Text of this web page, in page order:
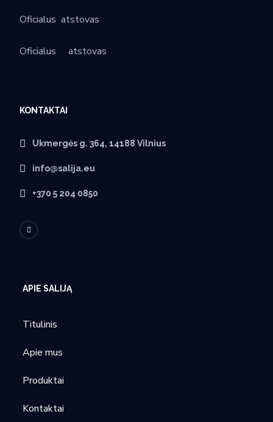
Oficialus atstovas
Oficialus atstovas
KONTAKTAI
Ukmergės g. 364, 14188 Vilnius
info@salija.eu
+370 5 204 0850
APIE SALIJĄ
Titulinis
Apie mus
Produktai
Kontaktai